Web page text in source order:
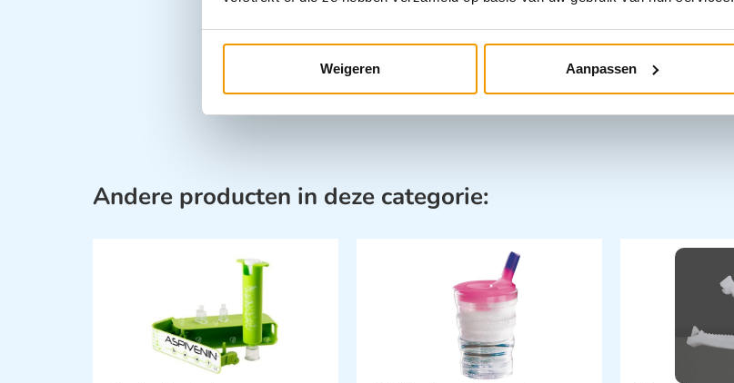
Weigeren Aanpassen
Andere producten in deze categorie: